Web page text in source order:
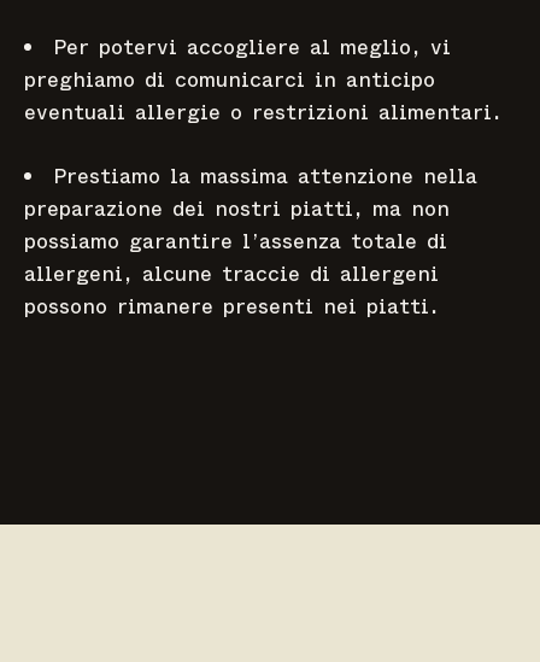
Per potervi accogliere al meglio, vi
preghiamo di comunicarci in anticipo
eventuali allergie o restrizioni alimentari.
Prestiamo la massima attenzione nella
preparazione dei nostri piatti, ma non
possiamo garantire l’assenza totale di
allergeni, alcune traccie di allergeni
possono rimanere presenti nei piatti.